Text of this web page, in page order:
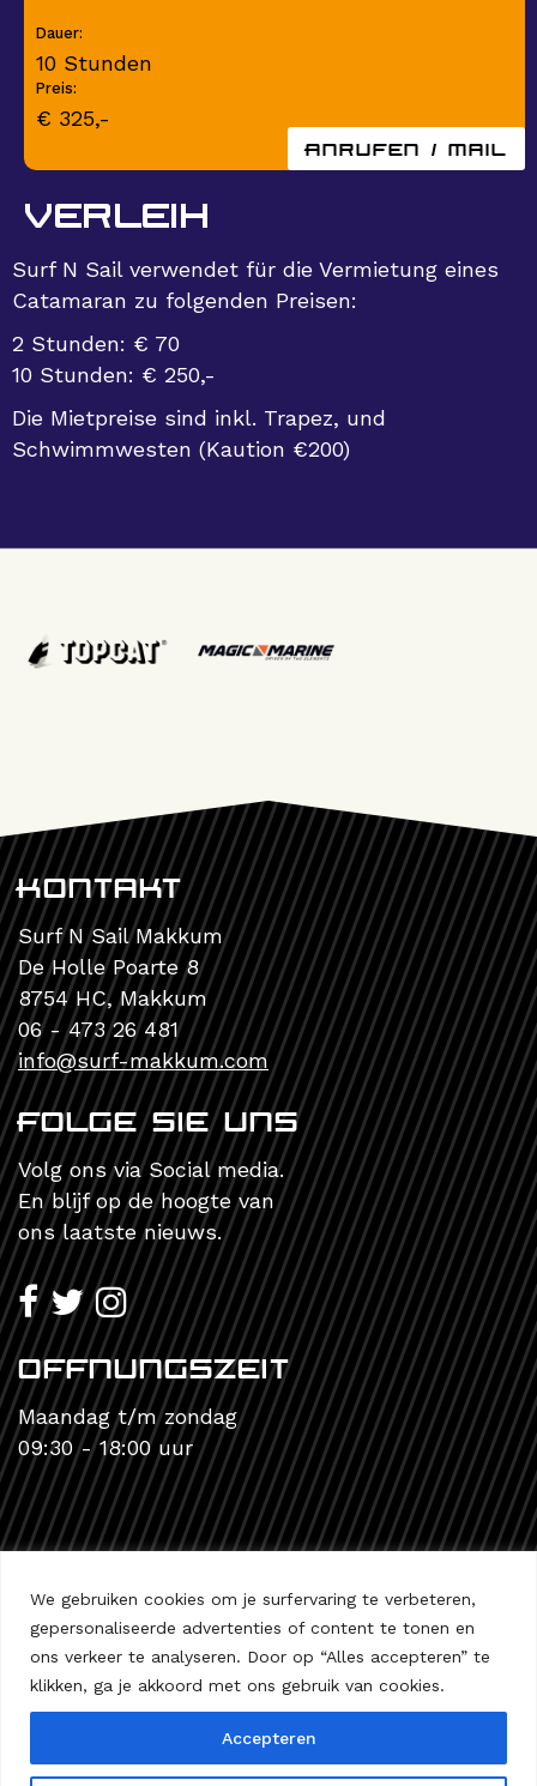
We gebruiken cookies om je surfervaring te verbeteren,
gepersonaliseerde advertenties of content te tonen en
ons verkeer te analyseren. Door op “Alles accepteren” te
klikken, ga je akkoord met ons gebruik van cookies.
Accepteren
Dauer:
10 Stunden
Preis:
€ 325,-
Anrufen / mail
verleih
Surf N Sail verwendet für die Vermietung eines
Catamaran zu folgenden Preisen:
2 Stunden: € 70
10 Stunden: € 250,-
Die Mietpreise sind inkl. Trapez, und
Schwimmwesten (Kaution €200)
Kontakt
Surf N Sail Makkum
De Holle Poarte 8
8754 HC, Makkum
06 - 473 26 481
info@surf-makkum.com
Folge Sie uns
Volg ons via Social media.
En blijf op de hoogte van
ons laatste nieuws.
offnungszeit
Maandag t/m zondag
09:30 - 18:00 uur
Privacyverklaring|Algemene voorwaarden